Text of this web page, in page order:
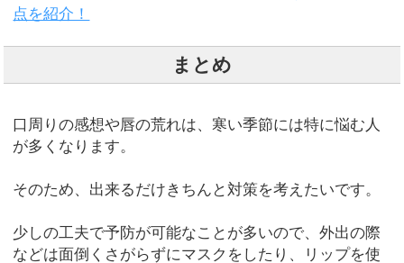
点を紹介！
まとめ
口周りの感想や唇の荒れは、寒い季節には特に悩む人
が多くなります。
そのため、出来るだけきちんと対策を考えたいです。
少しの工夫で予防が可能なことが多いので、外出の際
などは面倒くさがらずにマスクをしたり、リップを使